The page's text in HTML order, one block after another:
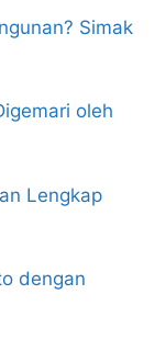
Simak
oleh
Lengkap
dengan